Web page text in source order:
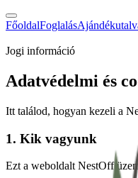
FőoldalFoglalás
Jogi információ
Adatvédelmi és
Itt találod, hogyan kezeli a
1. Kik vagyunk
Ezt a weboldalt NestOff